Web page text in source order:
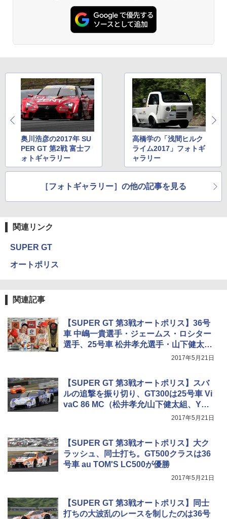
奥川浩彦の2017年 SU
PER GT 第2戦 富士フ
ォトギャラリー
高橋学の「浅間ヒルク
ライム2017」フォトギ
ャラリー
［フォトギャラリー］の他の記事を見る
関連リンク
SUPER GT
オートポリス
関連記事
【SUPER GT 第3戦オートポリス】36号
車 中嶋一貴選手・ジェームス・ロシター
選手、25号車 松井孝允選手・山下健太選
2017年5月21日
【SUPER GT 第3戦オートポリス】スバ
ルの追撃を振り切り、GT300は25号車 Vi
vaC 86 MC（松井孝允/山下健太組、Y
2017年5月21日
【SUPER GT 第3戦オートポリス】大ク
ラッシュ、同士打ち。GT500クラスは36
号車 au TOM'S LC500が優勝
2017年5月21日
【SUPER GT 第3戦オートポリス】同士
打ちの大波乱のレースを制したのは36号